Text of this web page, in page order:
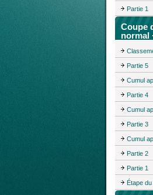
Partie 1
Coupe
normal
Partie 5
Cumul
Partie 4
Cumul
Partie 3
Cumul
Partie 2
Partie 1
Étape